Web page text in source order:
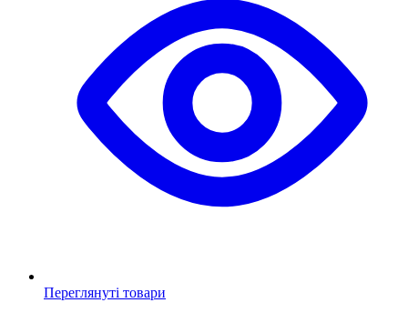
Переглянуті товари